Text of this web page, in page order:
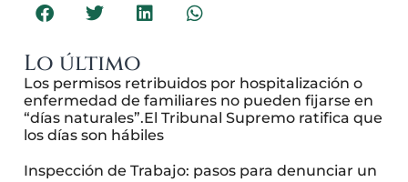
Lo último
Los permisos retribuidos por hospitalización o
enfermedad de familiares no pueden fijarse en
“días naturales”.El Tribunal Supremo ratifica que
los días son hábiles
Inspección de Trabajo: pasos para denunciar un